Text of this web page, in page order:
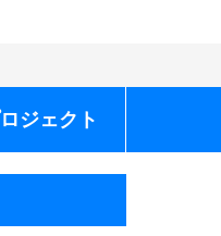
ジェクト